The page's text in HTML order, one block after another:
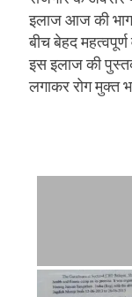
इलाज आज की
बीच बेहद
इस इलाज की
लगाकर रोग मुक्त